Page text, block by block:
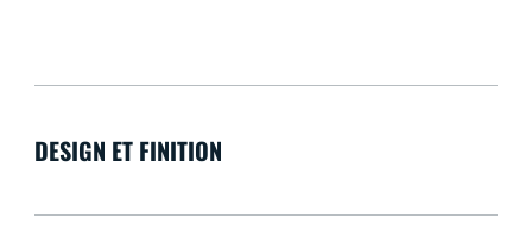
DESIGN ET FINITION